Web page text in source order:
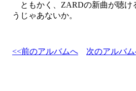
ともかく、ZARDの新曲が聴け
うじゃあないか。
<<前のアルバムへ 次のアルバ